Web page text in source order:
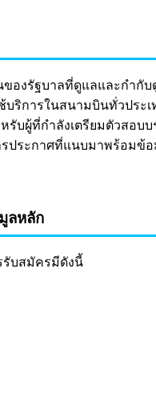
องรัฐบาลที่ดูแลและกำกั
บริการในสนามบินทั่วปร
บผู้ที่กำลังเตรียมตัวสอบ
ประกาศที่แนบมาพร้อมข้
ลหลัก
รับสมัครมีดังนี้